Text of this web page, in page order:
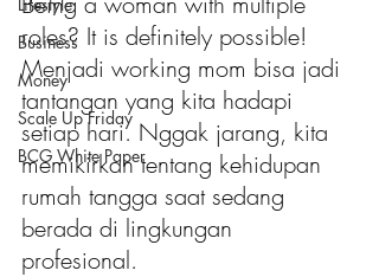
Business
Money
Scale Up Friday
BCG White Paper
roles? It is definitely possible!
Menjadi working mom bisa jadi
tantangan yang kita hadapi
setiap hari. Nggak jarang, kita
memikirkan tentang kehidupan
rumah tangga saat sedang
berada di lingkungan
profesional.